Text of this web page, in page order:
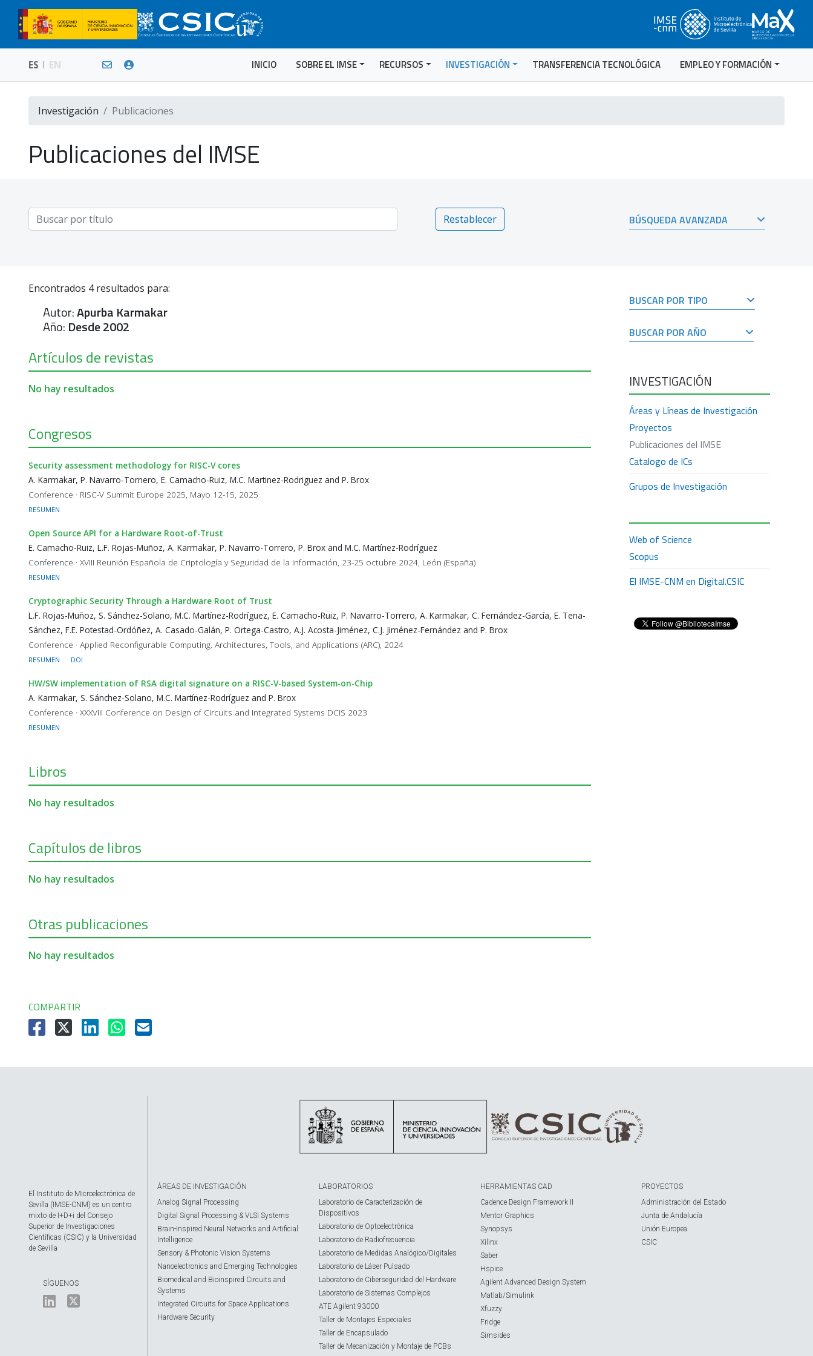
ES EN INICIO SOBRE EL IMSE RECURSOS INVESTIGACIÓN TRANSFERENCIA TECNOLÓGICA EMPLEO Y FORMACIÓN
Investigación Publicaciones
Publicaciones del IMSE
Restablecer BÚSQUEDA AVANZADA
Encontrados 4resultados para:
Autor:Apurba Karmakar
Año: Desde 2002
Artículos de revistas
No hay resultados
Congresos
Security assessment methodology for RISC-V cores
A. Karmakar, P. Navarro-Tornero, E. Camacho-Ruiz, M.C. Martinez-Rodriguez and P. Brox
Conference · RISC-V Summit Europe 2025, Mayo 12-15, 2025
RESUMEN
Open Source API for a Hardware Root-of-Trust
E. Camacho-Ruiz, L.F. Rojas-Muñoz, A. Karmakar, P. Navarro-Torrero, P. Brox and M.C. Martínez-Rodríguez
Conference · XVIII Reunión Española de Criptología y Seguridad de la Información, 23-25 octubre 2024, León (España)
RESUMEN
Cryptographic Security Through a Hardware Root of Trust
L.F. Rojas-Muñoz, S. Sánchez-Solano, M.C. Martínez-Rodríguez, E. Camacho-Ruiz, P. Navarro-Torrero, A. Karmakar, C. Fernández-García, E. Tena-
Sánchez, F.E. Potestad-Ordóñez, A. Casado-Galán, P. Ortega-Castro, A.J. Acosta-Jiménez, C.J. Jiménez-Fernández and P. Brox
Conference · Applied Reconfigurable Computing. Architectures, Tools, and Applications (ARC), 2024
RESUMEN DOI
HW/SW implementation of RSA digital signature on a RISC-V-based System-on-Chip
A. Karmakar, S. Sánchez-Solano, M.C. Martínez-Rodríguez and P. Brox
Conference · XXXVIII Conference on Design of Circuits and Integrated Systems DCIS 2023
RESUMEN
Libros
No hay resultados
Capítulos de libros
No hay resultados
Otras publicaciones
No hay resultados
BUSCAR POR TIPO
BUSCAR POR AÑO
INVESTIGACIÓN
Áreas y Líneas de Investigación
Proyectos
Publicaciones del IMSE
Catalogo de ICs
Grupos de Investigación
Web of Science
Scopus
El IMSE-CNM en Digital.CSIC
COMPARTIR
El Instituto de Microelectrónica de
Sevilla (IMSE-CNM) es un centro
mixto de I+D+i del Consejo
Superior de Investigaciones
Científicas (CSIC) y la Universidad
de Sevilla
SÍGUENOS
ÁREAS DE INVESTIGACIÓN
Analog Signal Processing
Digital Signal Processing & VLSI Systems
Brain-Inspired Neural Networks and Artificial
Intelligence
Sensory & Photonic Vision Systems
Nanoelectronics and Emerging Technologies
Biomedical and Bioinspired Circuits and
Systems
Integrated Circuits for Space Applications
Hardware Security
LABORATORIOS
Laboratorio de Caracterización de
Dispositivos
Laboratorio de Optoelectrónica
Laboratorio de Radiofrecuencia
Laboratorio de Medidas Analógico/Digitales
Laboratorio de Láser Pulsado
Laboratorio de Ciberseguridad del Hardware
Laboratorio de Sistemas Complejos
ATE Agilent 93000
Taller de Montajes Especiales
Taller de Encapsulado
Taller de Mecanización y Montaje de PCBs
HERRAMIENTAS CAD
Cadence Design Framework II
Mentor Graphics
Synopsys
Xilinx
Saber
Hspice
Agilent Advanced Design System
Matlab/Simulink
Xfuzzy
Fridge
Simsides
PROYECTOS
Administración del Estado
Junta de Andalucía
Unión Europea
CSIC